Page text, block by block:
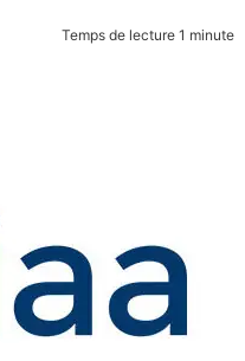
Temps de lecture 1 minute